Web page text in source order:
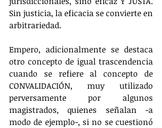
Sin justicia, la eficacia se convierte en
arbitrariedad.
Empero, adicionalmente se destaca
otro concepto de igual trascendencia
cuando se refiere al concepto de
CONVALIDACIÓN, muy utilizado
perversamente por algunos
magistrados, quienes señalan -a
modo de ejemplo-, si no se cuestionó